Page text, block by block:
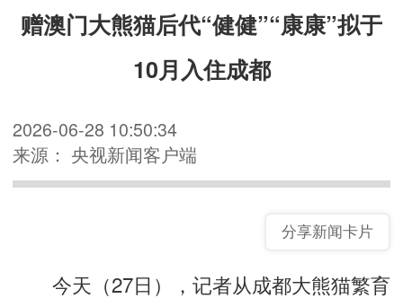
赠澳门大熊猫后代“健健”“康康”拟于
10月入住成都
2026-06-28 10:50:34
来源： 央视新闻客户端
分享新闻卡片
今天（27日），记者从成都大熊猫繁育